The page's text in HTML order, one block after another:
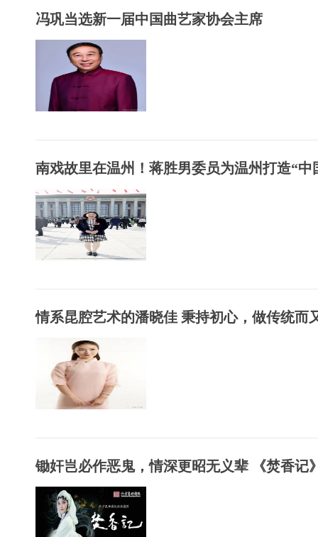
冯巩当选新一届中国曲艺家协会主席
南戏故里在温州！蒋胜男委员为温州打造“中
情系昆腔艺术的潘晓佳 秉持初心，做传统而
锄奸岂必作恶鬼，情深更昭无义辈 《焚香记